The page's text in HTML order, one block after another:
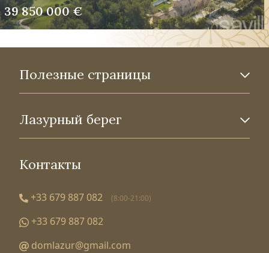
39 850 000 €
Полезные страницы
Лазурный берег
Контакты
+33 679 887 082 (8:00-21:00)
+33 679 887 082
domlazur@gmail.com